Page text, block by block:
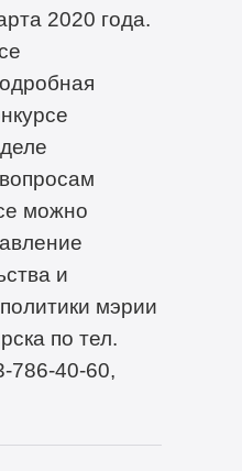
2020 года.
можно
и
мэрии
по тел.
786-40-60,